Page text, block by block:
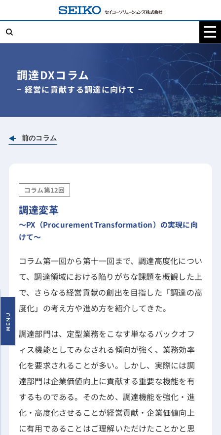
テ
索:
MENU
調達DXコラム
− 経営に貢献する調達に向けて −
前のコラム
コラム第12回
調達変革
～PX（Procurement Transformation）の実現に向
けて～
コラム第一回から第十一回まで、調達高度化につい
て、調達領域における陥りがちな課題を概観した上
で、さらなる経営貢献の創出を目指した「調達の高
度化」の考え方や進め方を紹介してきた。
調達部門は、定型業務をこなす単なるバックオフ
ィス機能としてみなされる傾向が強く、業務効率
化を要求されることが多い。しかし、実際には調
達部門は企業価値向上に貢献する重要な機能を有
するものである。そのため、調達機能を強化・進
化・高度化させることが経営貢献・企業価値向上
に有用であることはご理解いただけたことかと思